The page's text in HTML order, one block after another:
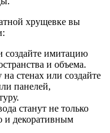
хрущевке вы
создайте имитацию
и объема.
стенах или создайте
панелей,
станут не только
и декоративным